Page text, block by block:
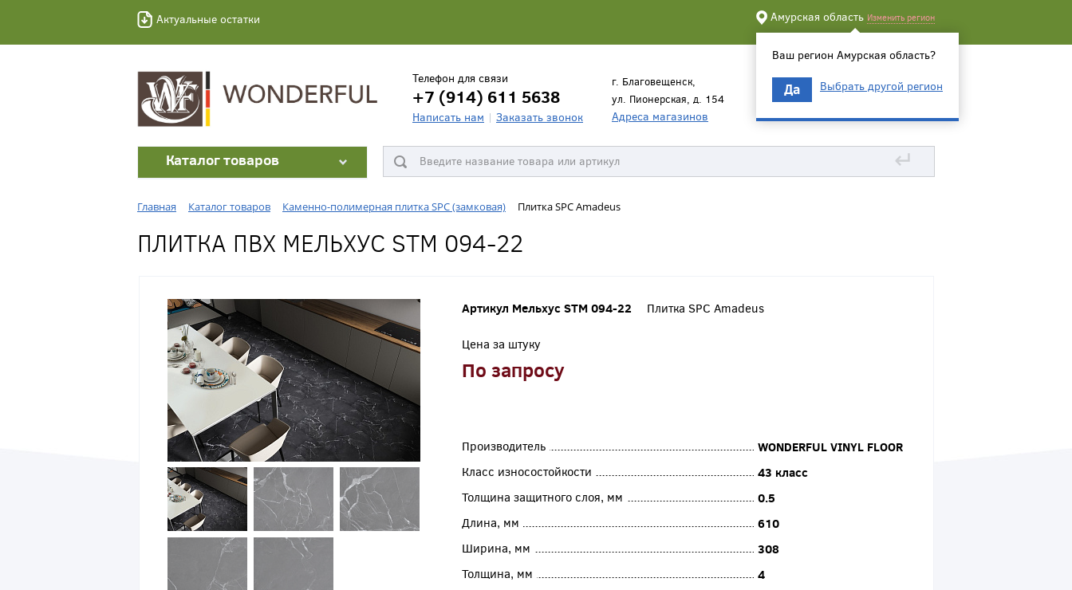
Актуальные остатки Амурская область Изменить регион
Ваш регион Амурская область?
Да Выбрать другой регион
Телефон для связи
+7 (914) 611 5638
Написать нам Заказать звонок
г. Благовещенск,
ул. Пионерская, д. 154
Адреса магазинов
Каталог товаров ↵
Главная Каталог товаров Каменно-полимерная плитка SPC (замковая) Плитка SPC Amadeus
ПЛИТКА ПВХ МЕЛЬХУС STM 094-22
Артикул Мельхус STM 094-22 Плитка SPC Amadeus
Цена за штуку
По запросу
Производитель
WONDERFUL VINYL FLOOR
Класс износостойкости
43 класс
Толщина защитного слоя, мм
0.5
Длина, мм
610
Ширина, мм
308
Толщина, мм
4